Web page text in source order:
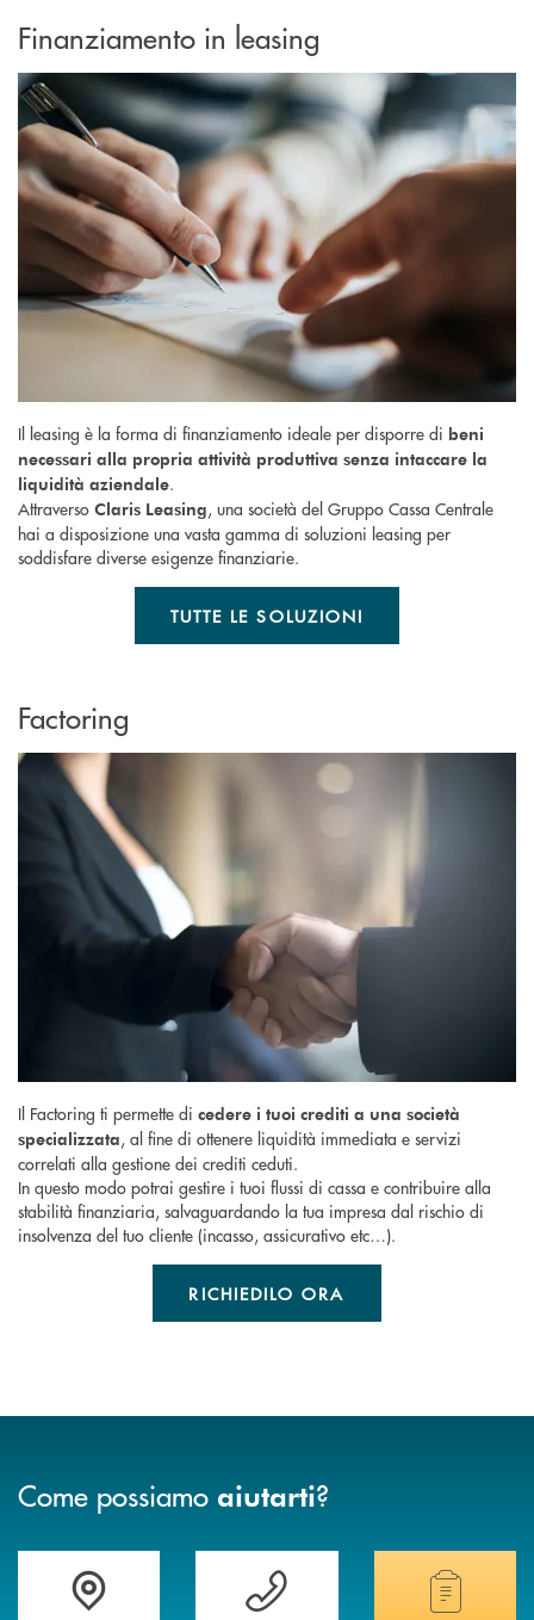
Finanziamento in leasing
Il leasing è la forma di finanziamento ideale per disporre di beni
necessari alla propria attività produttiva senza intaccare la
liquidità aziendale.
Attraverso Claris Leasing, una società del Gruppo Cassa Centrale
hai a disposizione una vasta gamma di soluzioni leasing per
soddisfare diverse esigenze finanziarie.
TUTTE LE SOLUZIONI
Factoring
Il Factoring ti permette di cedere i tuoi crediti a una società
specializzata, al fine di ottenere liquidità immediata e servizi
correlati alla gestione dei crediti ceduti.
In questo modo potrai gestire i tuoi flussi di cassa e contribuire alla
stabilità finanziaria, salvaguardando la tua impresa dal rischio di
insolvenza del tuo cliente (incasso, assicurativo etc…).
RICHIEDILO ORA
Come possiamo aiutarti?
Accedi all' elenco completo delle filiali della banca.
Hai bisogno di assistenza immediata?
Hai bisogno di